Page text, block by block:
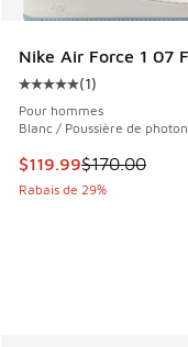
Nike Air Force 1 07
Cote moyenne du
(1)
Pour hommes
Blanc / Poussière de photon
Cet article est en
$119.99$170.00
Rabais de 29%